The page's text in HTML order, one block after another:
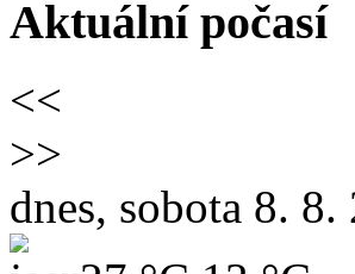
Aktuální počasí
<<
>>
dnes, sobota 8. 8.